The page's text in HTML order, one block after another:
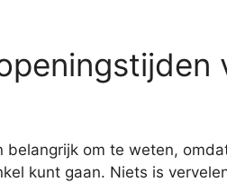
belangrijk om te weten,
kunt gaan. Niets is